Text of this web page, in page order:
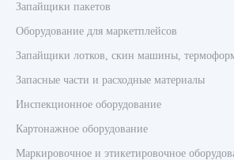
Запайщики пакетов
Оборудование для маркетплейсов
Запайщики лотков, скин машины,
Запасные части и расходные материалы
Инспекционное оборудование
Картонажное оборудование
Маркировочное и этикетировочное